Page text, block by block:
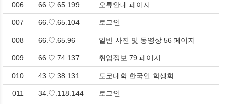
006 66.♡.65.199 오류안내 페이지
007 66.♡.65.104 로그인
008 66.♡.65.96 일반 사진 및 동영상 56 페이지
009 66.♡.74.137 취업정보 79 페이지
010 43.♡.38.131 도쿄대학 한국인 학생회
011 34.♡.118.144 로그인